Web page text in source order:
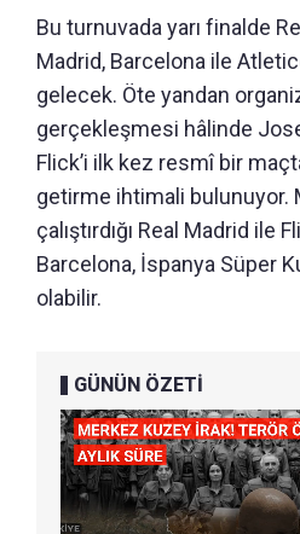
Bu turnuvada yarı finalde
Madrid, Barcelona ile
gelecek. Öte yandan
gerçekleşmesi hâlinde
Flick’i ilk kez resmî bir
getirme ihtimali bulunuyor.
çalıştırdığı Real Madrid ile
Barcelona, İspanya Süper
olabilir.
GÜNÜN ÖZETİ